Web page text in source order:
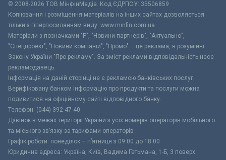
© 2008-2026 ТОВ МiнфiнМедiа. Код ЄДРПОУ: 35506859
Копіювання і розміщення матеріалів на інших сайтах дозволяється
тільки з гіперпосиланням виду: www.minfin.com.ua
Матеріали з позначками "Р", "Новини партнерів", "Актуально",
"Спецпроект", "Новини компаній", "Промо" – це реклама, в розумінні
Закону України "Про рекламу". За зміст реклами відповідальність несе
рекламодавець.
Інформація на даній сторінці не є рекламою банківських послуг.
Верифіковану банком інформацію про продукти та послуги можна
подивитися на офіційному сайті відповідного банку.
Телефон: (044) 392-47-40
Дзвінок в межах території України з усіх номерів операторів мобільного
та міського зв’язку за тарифами операторів
Графік роботи: понеділок – п’ятниця з 09:00 до 18:00
Юридична адреса: Україна, Київ, Вадима Гетьмана, 1-Б, 3 поверх